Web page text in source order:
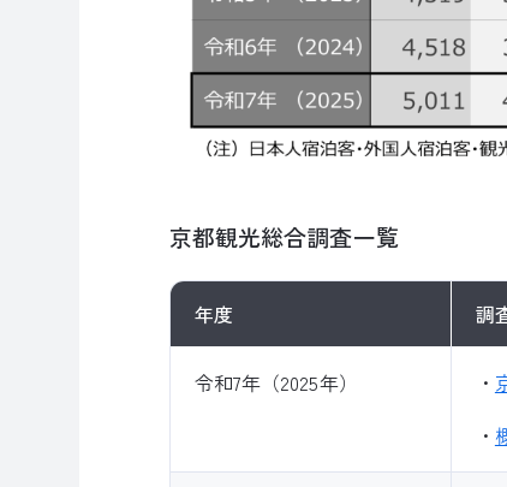
京都観光総合調査一覧
年度 調
令和7年（2025年） ・
・